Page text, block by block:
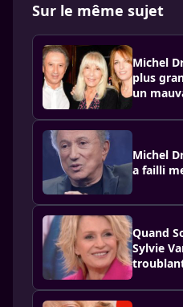
Sur le même sujet
Michel
plus
un
Michel
a failli
Quand
Sylvie